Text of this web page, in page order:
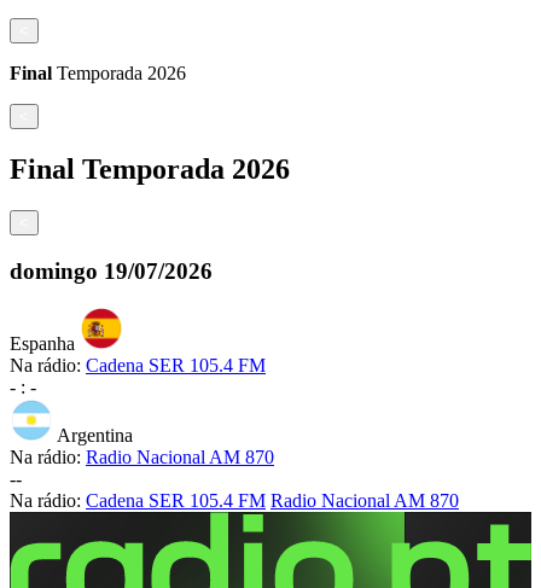
Final Temporada 2026
Final Temporada 2026
domingo 19/07/2026
Espanha
Na rádio: Cadena SER 105.4 FM
- : -
Argentina
Na rádio: Radio Nacional AM 870
--
Na rádio: Cadena SER 105.4 FM Radio Nacional AM 870